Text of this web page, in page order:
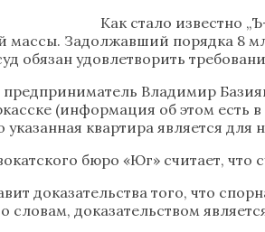
Как стало известно
массы. Задолжавший порядка 8
обязан удовлетворить
Владимир
(информация об этом есть
указанная квартира является
бюро «Юг» считает,
доказательства того, что
словам, доказательством